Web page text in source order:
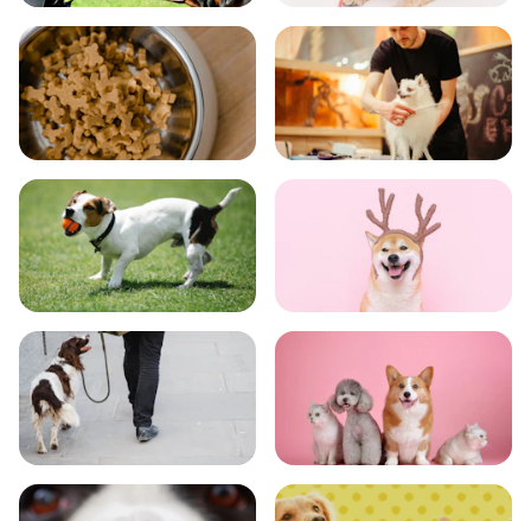
飼い方 健康
食事 お手入れ
トレーニング グッズ
おでかけ 図鑑